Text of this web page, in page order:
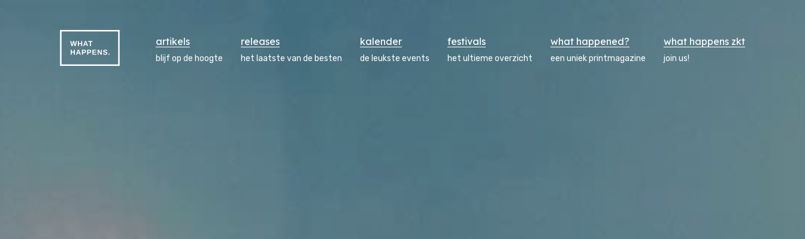
artikels
blijf op de hoogte
releases
het laatste van de besten
kalender
de leukste events
festivals
het ultieme overzicht
what happened?
een uniek printmagazine
what happens zkt
join us!